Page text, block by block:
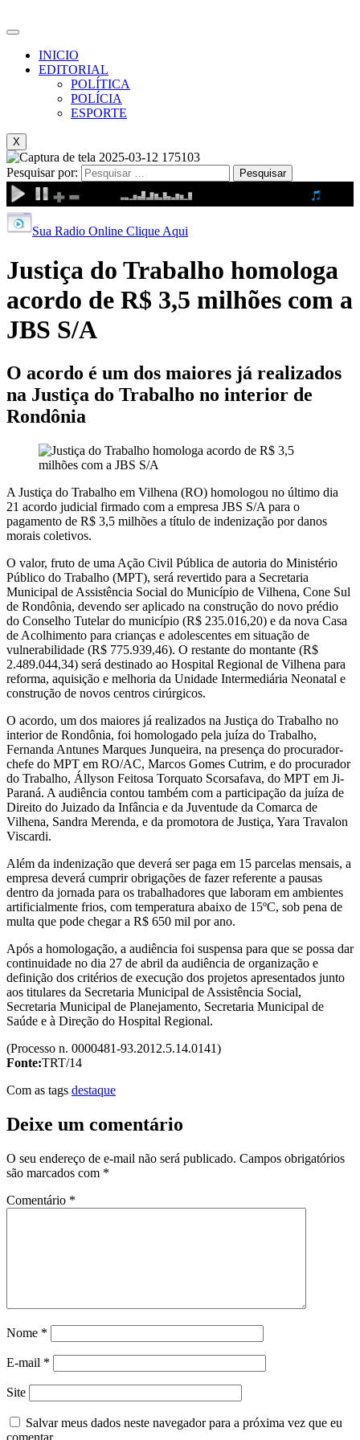
INICIO
EDITORIAL
POLÍTICA
POLÍCIA
ESPORTE
X
Pesquisar por:
Sua Radio Online Clique Aqui
Justiça do Trabalho homologa
acordo de R$ 3,5 milhões com a
JBS S/A
O acordo é um dos maiores já realizados
na Justiça do Trabalho no interior de
Rondônia
A Justiça do Trabalho em Vilhena (RO) homologou no último dia
21 acordo judicial firmado com a empresa JBS S/A para o
pagamento de R$ 3,5 milhões a título de indenização por danos
morais coletivos.
O valor, fruto de uma Ação Civil Pública de autoria do Ministério
Público do Trabalho (MPT), será revertido para a Secretaria
Municipal de Assistência Social do Município de Vilhena, Cone Sul
de Rondônia, devendo ser aplicado na construção do novo prédio
do Conselho Tutelar do município (R$ 235.016,20) e da nova Casa
de Acolhimento para crianças e adolescentes em situação de
vulnerabilidade (R$ 775.939,46). O restante do montante (R$
2.489.044,34) será destinado ao Hospital Regional de Vilhena para
reforma, aquisição e melhoria da Unidade Intermediária Neonatal e
construção de novos centros cirúrgicos.
O acordo, um dos maiores já realizados na Justiça do Trabalho no
interior de Rondônia, foi homologado pela juíza do Trabalho,
Fernanda Antunes Marques Junqueira, na presença do procurador-
chefe do MPT em RO/AC, Marcos Gomes Cutrim, e do procurador
do Trabalho, Állyson Feitosa Torquato Scorsafava, do MPT em Ji-
Paraná. A audiência contou também com a participação da juíza de
Direito do Juizado da Infância e da Juventude da Comarca de
Vilhena, Sandra Merenda, e da promotora de Justiça, Yara Travalon
Viscardi.
Além da indenização que deverá ser paga em 15 parcelas mensais, a
empresa deverá cumprir obrigações de fazer referente a pausas
dentro da jornada para os trabalhadores que laboram em ambientes
artificialmente frios, com temperatura abaixo de 15ºC, sob pena de
multa que pode chegar a R$ 650 mil por ano.
Após a homologação, a audiência foi suspensa para que se possa dar
continuidade no dia 27 de abril da audiência de organização e
definição dos critérios de execução dos projetos apresentados junto
aos titulares da Secretaria Municipal de Assistência Social,
Secretaria Municipal de Planejamento, Secretaria Municipal de
Saúde e à Direção do Hospital Regional.
(Processo n. 0000481-93.2012.5.14.0141)
Fonte:TRT/14
Com as tags destaque
Deixe um comentário
O seu endereço de e-mail não será publicado. Campos obrigatórios
são marcados com *
Comentário *
Nome *
E-mail *
Site
Salvar meus dados neste navegador para a próxima vez que eu
comentar.